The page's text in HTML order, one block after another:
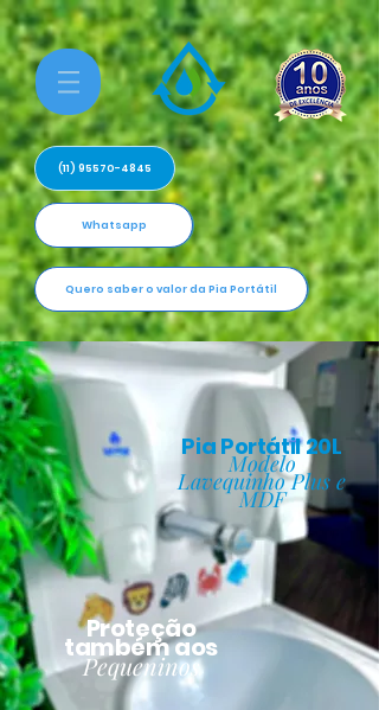
(11) 95570-4845
Whatsapp
Quero saber o valor da Pia Portátil
Pia Portátil 20L
Modelo
Lavequinho Plus e
MDF
Proteção
também aos
Pequeninos